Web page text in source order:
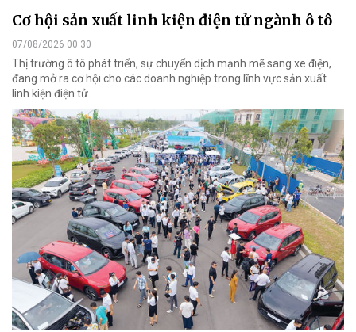
Cơ hội sản xuất linh kiện điện tử ngành ô tô
07/08/2026 00:30
Thị trường ô tô phát triển, sự chuyển dịch mạnh mẽ sang xe điện,
đang mở ra cơ hội cho các doanh nghiệp trong lĩnh vực sản xuất
linh kiện điện tử.